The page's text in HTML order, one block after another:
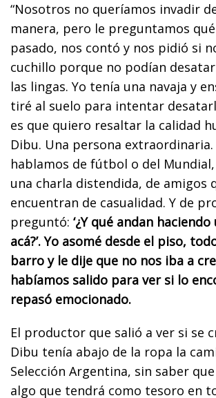
“Nosotros no queríamos invadir
manera, pero le preguntamos
pasado, nos contó y nos pidió si
cuchillo porque no podían
las lingas. Yo tenía una navaja y
tiré al suelo para intentar
es que quiero resaltar la calidad
Dibu. Una persona
hablamos de fútbol o del
una charla distendida, de amigos
encuentran de casualidad. Y de
preguntó: ‘¿Y qué andan
acá?’. Yo asomé desde el piso,
barro y le dije que no nos iba a
habíamos salido para ver si lo
repasó emocionado.
El productor que salió a ver si se
Dibu tenía abajo de la ropa la
Selección Argentina, sin saber
algo que tendrá como tesoro en